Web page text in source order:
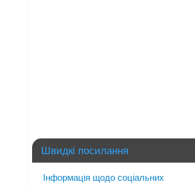
Швидкі посилання
Інформація щодо соціальних